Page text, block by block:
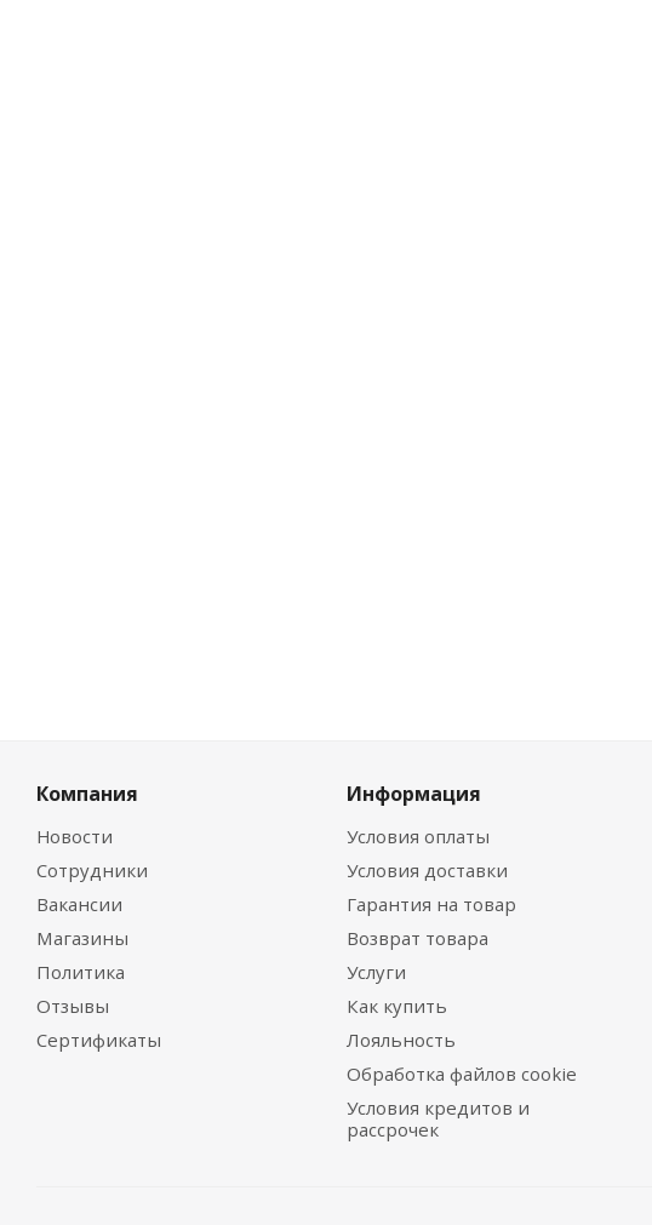
Компания
Новости
Сотрудники
Вакансии
Магазины
Политика
Отзывы
Сертификаты
Информация
Условия оплаты
Условия доставки
Гарантия на товар
Возврат товара
Услуги
Как купить
Лояльность
Обработка файлов cookie
Условия кредитов и
рассрочек